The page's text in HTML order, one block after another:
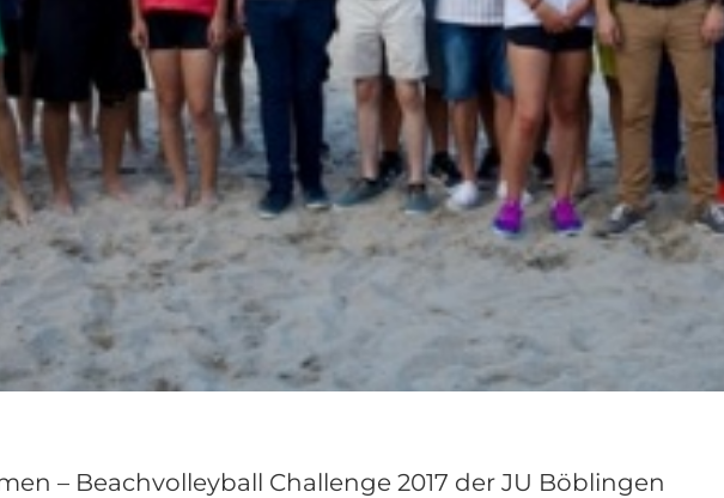
– Beachvolleyball Challenge 2017 der JU Böblingen